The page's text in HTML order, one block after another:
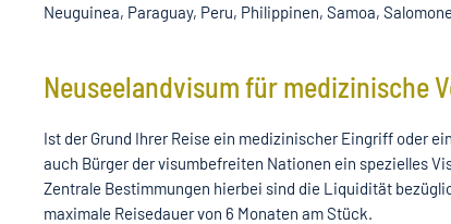
Neuguinea, Paraguay, Peru, Philippinen, Samoa,
Neuseelandvisum für medizinische
Ist der Grund Ihrer Reise ein medizinischer Eingriff oder
auch Bürger der visumbefreiten Nationen ein spezielles
Zentrale Bestimmungen hierbei sind die Liquidität
maximale Reisedauer von 6 Monaten am Stück.